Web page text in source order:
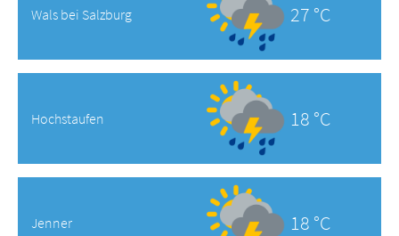
Wals bei Salzburg 27 °C
Hochstaufen 18 °C
Jenner 18 °C